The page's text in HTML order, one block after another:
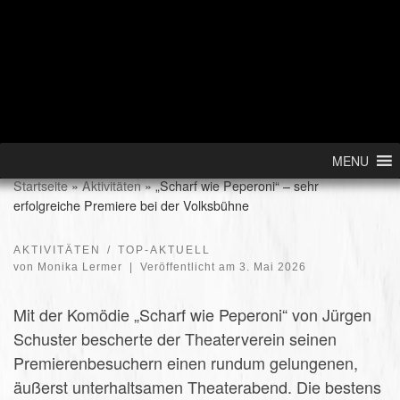
MENU
Startseite » Aktivitäten » „Scharf wie Peperoni“ – sehr
erfolgreiche Premiere bei der Volksbühne
AKTIVITÄTEN
TOP-AKTUELL
von Monika Lermer | Veröffentlicht am 3. Mai 2026
Mit der Komödie „Scharf wie Peperoni“ von Jürgen
Schuster bescherte der Theaterverein seinen
Premierenbesuchern einen rundum gelungenen,
äußerst unterhaltsamen Theaterabend. Die bestens